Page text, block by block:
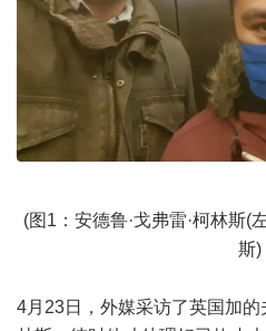
(图1：安德鲁·戈弗雷·柯林斯(
斯)
4月23日，外媒采访了英国加的